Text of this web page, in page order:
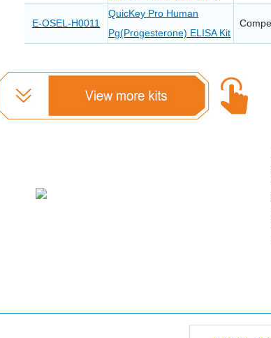
E-OSEL-H0011
QuicKey Pro Human
Pg(Progesterone) ELISA Kit